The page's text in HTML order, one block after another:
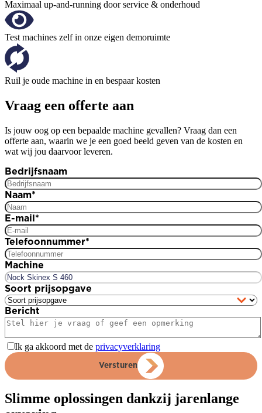
Maximaal up-and-running door service & onderhoud
Test machines zelf in onze eigen demoruimte
Ruil je oude machine in en bespaar kosten
Vraag een offerte aan
Is jouw oog op een bepaalde machine gevallen? Vraag dan een
offerte aan, waarin we je een goed beeld geven van de kosten en
wat wij jou daarvoor leveren.
Bedrijfsnaam
Naam*
E-mail*
Telefoonnummer*
Machine
Soort prijsopgave
Bericht
Ik ga akkoord met de privacyverklaring
Versturen
Slimme oplossingen dankzij jarenlange